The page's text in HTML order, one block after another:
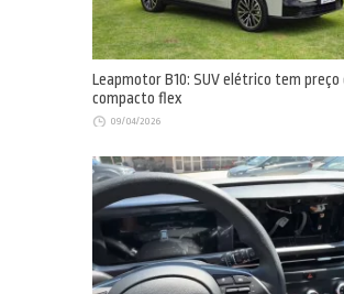
Leapmotor B10: SUV elétrico tem preço
compacto flex
09/04/2026